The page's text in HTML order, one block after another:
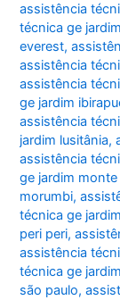
assistência
técnica ge
everest,
assistência
assistência
ge jardim
assistência
jardim lusitânia,
assistência
ge jardim
morumbi,
técnica ge
peri peri,
assistência
técnica ge
são paulo,